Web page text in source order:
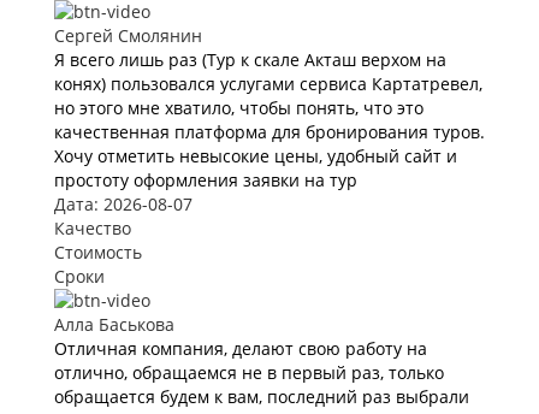
Сергей Смолянин
Я всего лишь раз (Тур к скале Акташ верхом на
конях) пользовался услугами сервиса Картатревел,
но этого мне хватило, чтобы понять, что это
качественная платформа для бронирования туров.
Хочу отметить невысокие цены, удобный сайт и
простоту оформления заявки на тур
Дата: 2026-08-07
Качество
Стоимость
Сроки
Алла Баськова
Отличная компания, делают свою работу на
отлично, обращаемся не в первый раз, только
обращается будем к вам, последний раз выбрали